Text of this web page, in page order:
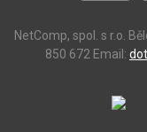
NetComp, spol. s r.o.
850 672 Email: